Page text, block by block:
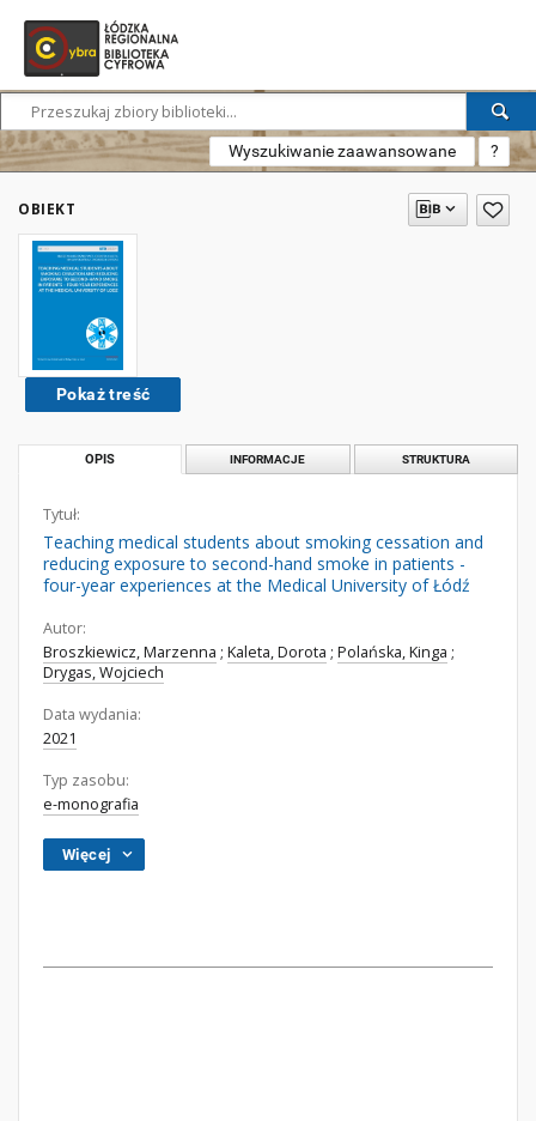
Wyszukiwanie zaawansowane ?
OBIEKT
Pokaż treść
OPIS INFORMACJE STRUKTURA
Tytuł:
Teaching medical students about smoking cessation and
reducing exposure to second-hand smoke in patients -
four-year experiences at the Medical University of Łódź
Autor:
Broszkiewicz, Marzenna ; Kaleta, Dorota ; Polańska, Kinga ;
Drygas, Wojciech
Data wydania:
2021
Typ zasobu:
e-monografia
Więcej